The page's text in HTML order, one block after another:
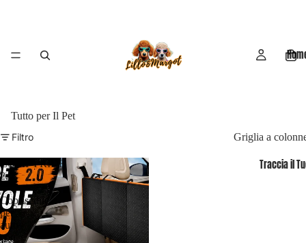
Traccia il
Tutto per Il Pet
Filtro
Griglia a
COMFYRIDE
2.0
-
Coprisedile
per
auto
con